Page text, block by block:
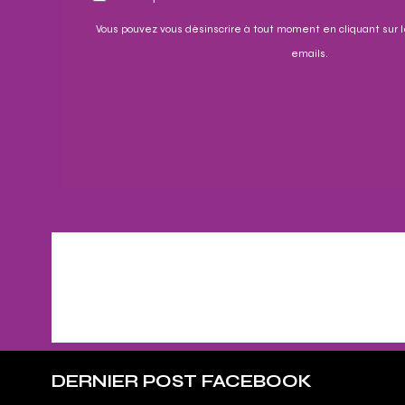
Vous pouvez vous désinscrire à tout moment en cliquant sur
emails.
DERNIER POST FACEBOOK